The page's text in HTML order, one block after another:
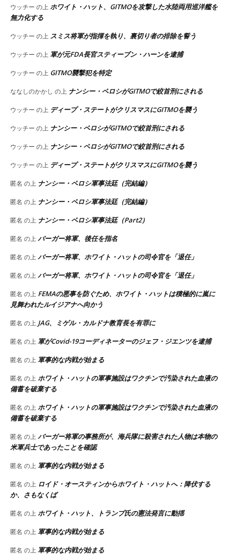
ウッチー の上ホワイト・ハット、GITMOを攻撃した水陸両用巡洋艦を
無力化する
ウッチー の上 スミス将軍が指揮を執り、裏切り者の排除を誓う
ウッチー の上軍が元FDA長官スティーブン・ハーンを逮捕
ウッチー の上 GITMO襲撃犯を特定
ななしのかかし の上 ナンシー・ペロシがGITMOで絞首刑にされる
ウッチー の上 ディープ・ステートがクリスマスにGITMOを襲う
ウッチー の上 ナンシー・ペロシがGITMOで絞首刑にされる
ウッチー の上 ナンシー・ペロシがGITMOで絞首刑にされる
ウッチー の上 ディープ・ステートがクリスマスにGITMOを襲う
匿名 の上 ナンシー・ペロシ軍事法廷（完結編）
匿名 の上 ナンシー・ペロシ軍事法廷（完結編）
匿名 の上 ナンシー・ペロシ軍事法廷（Part2）
匿名 の上バーガー将軍、後任を指名
匿名 の上バーガー将軍、ホワイト・ハットの司令官を「退任」
匿名 の上バーガー将軍、ホワイト・ハットの司令官を「退任」
匿名 の上 FEMAの悪事を防ぐため、ホワイト・ハットは積極的に嵐に
見舞われたルイジアナへ向かう
匿名 の上 JAG、ミゲル・カルドナ教育長を有罪に
匿名 の上軍がCovid-19コーディネーターのジェフ・ジエンツを逮捕
匿名 の上軍事的な内戦が始まる
匿名 の上ホワイト・ハットの軍事施設はワクチンで汚染された血液の
備蓄を破棄する
匿名 の上ホワイト・ハットの軍事施設はワクチンで汚染された血液の
備蓄を破棄する
匿名 の上バーガー将軍の事務所が、海兵隊に殺害された人物は本物の
米軍兵士であったことを確認
匿名 の上軍事的な内戦が始まる
匿名 の上 ロイド・オースティンからホワイト・ハットへ：降伏する
か、さもなくば
匿名 の上ホワイト・ハット、トランプ氏の憲法発言に動揺
匿名 の上軍事的な内戦が始まる
匿名 の上軍事的な内戦が始まる